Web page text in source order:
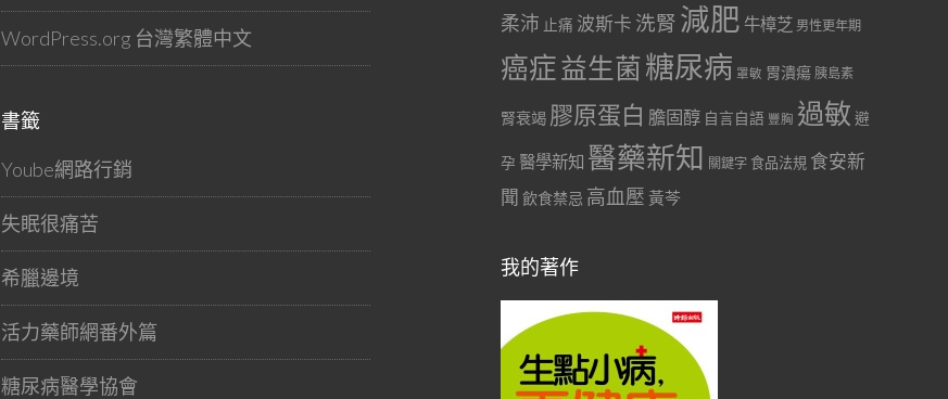
WordPress.org 台灣繁體中文
書籤
Yoube網路行銷
失眠很痛苦
希臘邊境
活力藥師網番外篇
糖尿病醫學協會
柔沛 止痛 波斯卡 洗腎 減肥 牛樟芝 男性更年期
癌症益生菌 糖尿病 罩敏 胃潰瘍 胰島素
腎衰竭 膠原蛋白 膽固醇 自言自語 豐胸 過敏 避
孕 醫學新知 醫藥新知 關鍵字 食品法規 食安新
聞 飲食禁忌 高血壓 黃芩
我的著作